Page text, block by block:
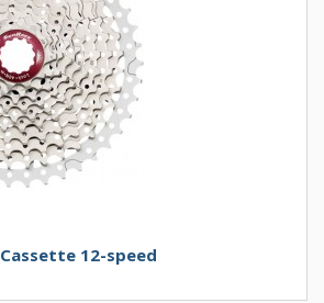
Cassette 12-speed